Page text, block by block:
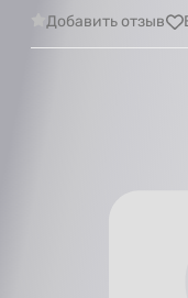
Добавить отзыв